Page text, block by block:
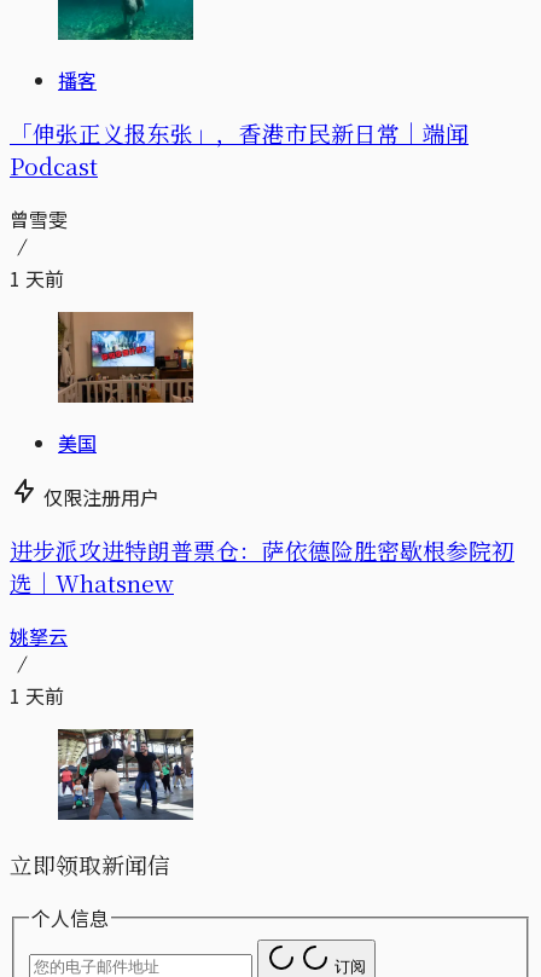
播客
「伸张正义报东张」，香港市民新日常｜端闻
Podcast
曾雪雯
1 天前
美国
仅限注册用户
进步派攻进特朗普票仓：萨依德险胜密歇根参院初
选｜Whatsnew
姚拏云
1 天前
立即领取新闻信
个人信息
订阅